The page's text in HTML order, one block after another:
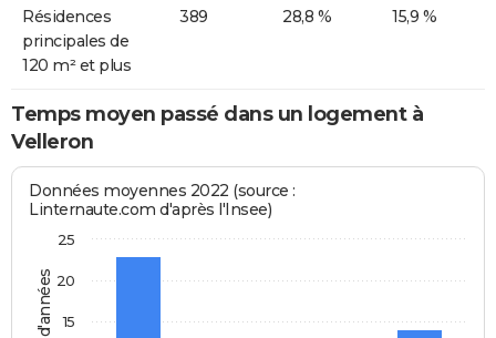
Résidences
principales de
120 m² et plus
389 28,8 % 15,9 %
Temps moyen passé dans un logement à
Velleron
Données moyennes 2022 (source :
Linternaute.com d'après l'Insee)
15
20
25